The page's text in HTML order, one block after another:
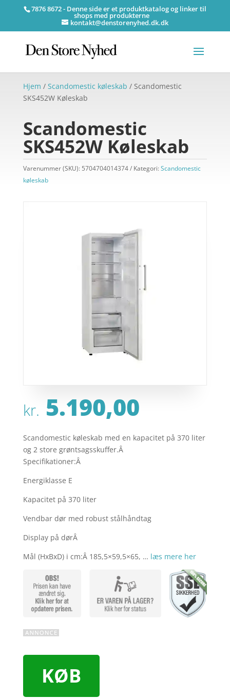
7876 8672 - Denne side er et produktkatalog og linker til
shops med produkterne
kontakt@denstorenyhed.dk.dk
Hjem / Scandomestic køleskab / Scandomestic
SKS452W Køleskab
Scandomestic
SKS452W Køleskab
Varenummer (SKU): 5704704014374 Kategori:Scandomestic
køleskab
kr. 5.190,00
Scandomestic køleskab med en kapacitet på 370 liter
og 2 store grøntsagsskuffer.Â
Specifikationer:Â
Energiklasse E
Kapacitet på 370 liter
Vendbar dør med robust stålhåndtag
Display på dørÂ
Mål (HxBxD) i cm:Â 185,5×59,5×65, … læs mere her
KØB